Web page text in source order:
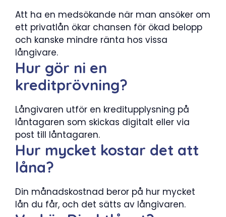
Att ha en medsökande när man ansöker om
ett privatlån ökar chansen för ökad belopp
och kanske mindre ränta hos vissa
långivare.
Hur gör ni en
kreditprövning?
Långivaren utför en kreditupplysning på
låntagaren som skickas digitalt eller via
post till låntagaren.
Hur mycket kostar det att
låna?
Din månadskostnad beror på hur mycket
lån du får, och det sätts av långivaren.